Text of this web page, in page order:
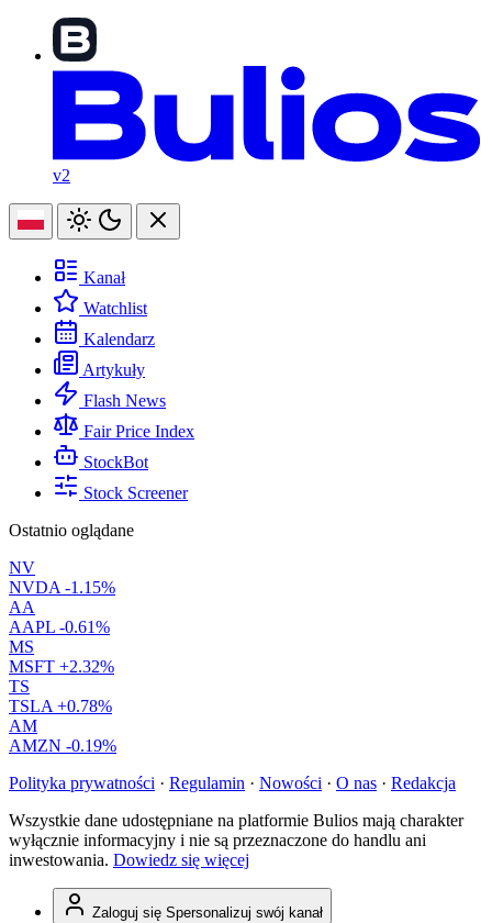
v2
Kanał
Watchlist
Kalendarz
Artykuły
Flash News
Fair Price Index
StockBot
Stock Screener
Ostatnio oglądane
NV
NVDA -1.15%
AA
AAPL -0.61%
MS
MSFT +2.32%
TS
TSLA +0.78%
AM
AMZN -0.19%
Polityka prywatności · Regulamin · Nowości · O nas · Redakcja
Wszystkie dane udostępniane na platformie Bulios mają charakter
wyłącznie informacyjny i nie są przeznaczone do handlu ani
inwestowania. Dowiedz się więcej
Zaloguj się Spersonalizuj swój kanał